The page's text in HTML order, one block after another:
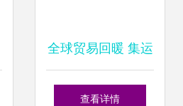
全球贸易回暖 集运
市场需求上升催生
查看详情